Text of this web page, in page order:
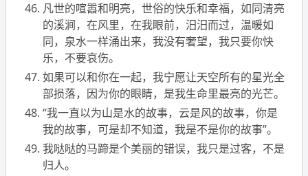
凡世的喧嚣和明亮，世俗的快乐和幸福，如同清亮
的溪涧，在风里，在我眼前，汨汨而过，温暖如
同，泉水一样涌出来，我没有奢望，我只要你快
乐，不要哀伤。
如果可以和你在一起，我宁愿让天空所有的星光全
部损落，因为你的眼睛，是我生命里最亮的光芒。
“我一直以为山是水的故事，云是风的故事，你是
我的故事，可是却不知道，我是不是你的故事”。
我哒哒的马蹄是个美丽的错误，我只是过客，不是
归人。